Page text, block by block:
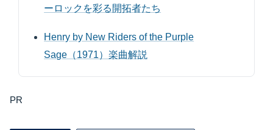
ーロックを彩る開拓者たち
Henry by New Riders of the Purple
Sage（1971）楽曲解説
PR